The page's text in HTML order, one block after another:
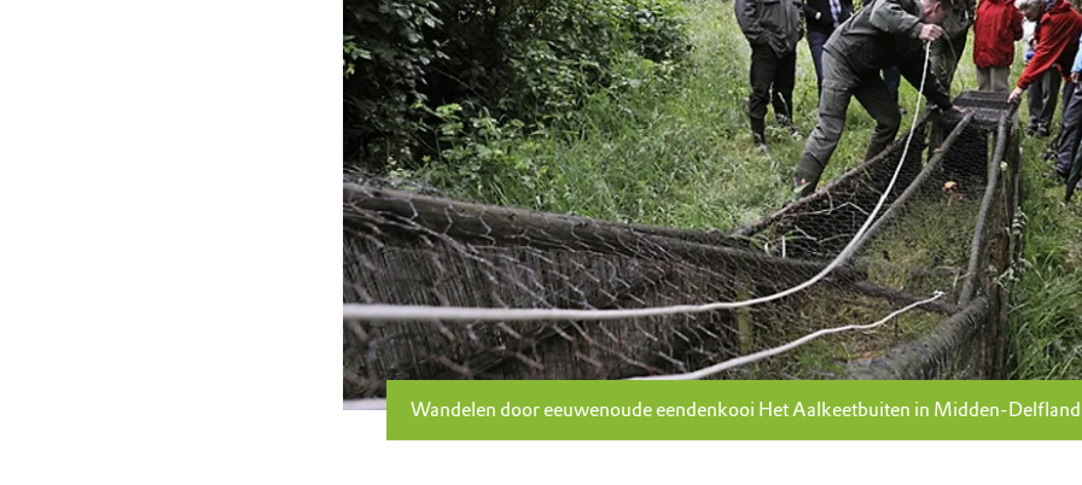
Wandelen door eeuwenoude eendenkooi Het Aalkeetbuiten in Midden-Delfland